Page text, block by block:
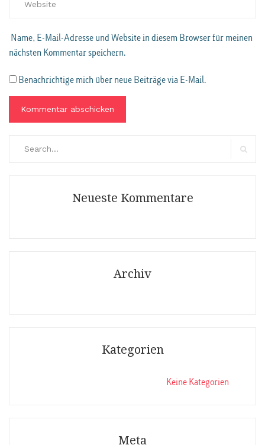
Name, E-Mail-Adresse und Website in diesem Browser für meinen
nächsten Kommentar speichern.
Benachrichtige mich über neue Beiträge via E-Mail.
Neueste Kommentare
Archiv
Kategorien
Keine Kategorien
Meta